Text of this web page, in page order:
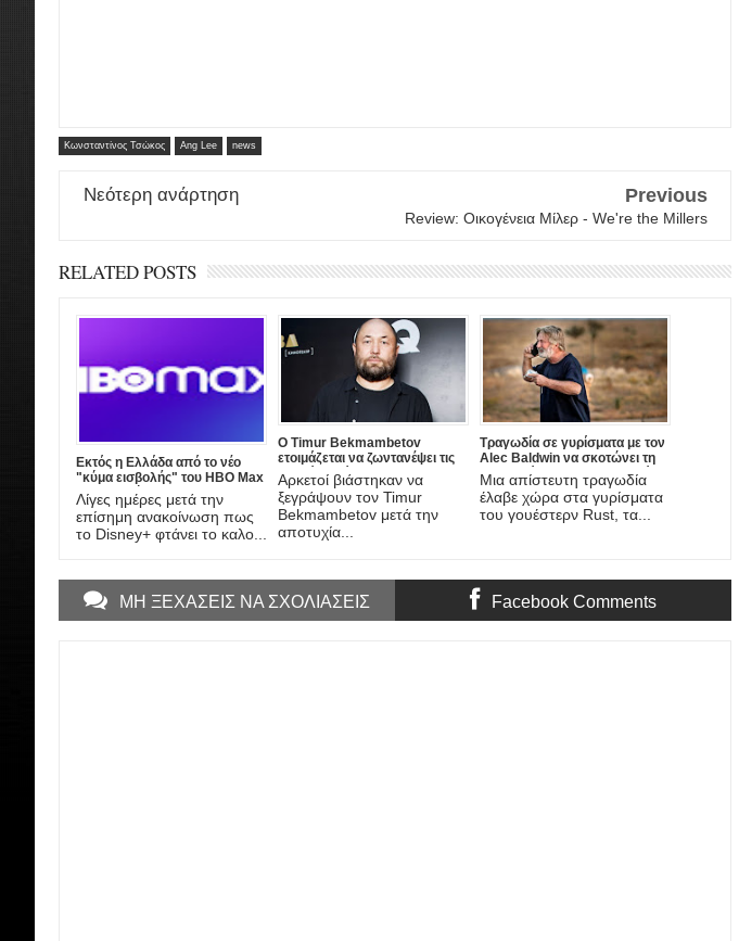
Κωνσταντίνος Τσώκος Ang Lee news
Νεότερη ανάρτηση Previous
Review: Οικογένεια Μίλερ - We're the Millers
RELATED POSTS
Εκτός η Ελλάδα από το νέο
"κύμα εισβολής" του HBO Max
στην Ευρώπη
Λίγες ημέρες μετά την
επίσημη ανακοίνωση πως
το Disney+ φτάνει το καλο...
Ο Timur Bekmambetov
ετοιμάζεται να ζωντανέψει τις
ιστορίες τρόμου του Stan Lee!
Αρκετοί βιάστηκαν να
ξεγράψουν τον Timur
Bekmambetov μετά την
αποτυχία...
Τραγωδία σε γυρίσματα με τον
Alec Baldwin να σκοτώνει τη
φωτογράφο και να τραυματίζει
σοβαρά το σκηνοθέτη της νέας
του ταινίας!
Μια απίστευτη τραγωδία
έλαβε χώρα στα γυρίσματα
του γουέστερν Rust, τα...
ΜΗ ΞΕΧΑΣΕΙΣ ΝΑ ΣΧΟΛΙΑΣΕΙΣ Facebook Comments